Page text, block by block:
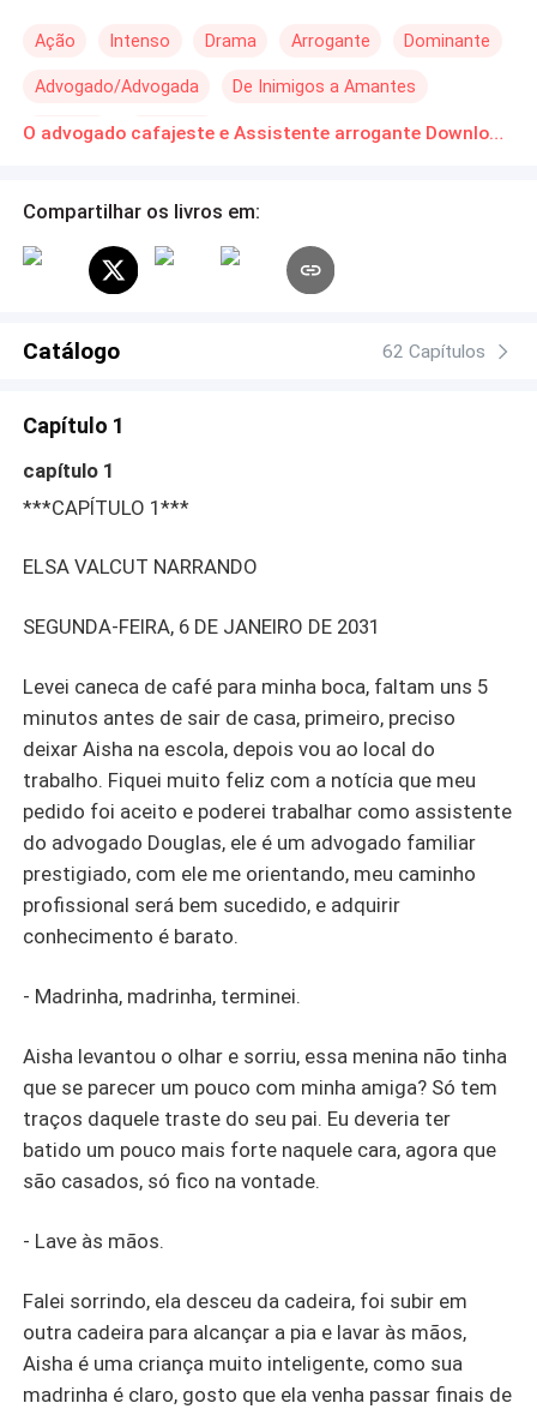
depois descartá-la. SINOPSE Elsa Valcut sempre foi uma
forma mais leve, aceitando suas escolhas e conquistas
pessoais. Formada em direito, vaidosa e linda, ela está
vaga para ser assistente de um advogado familiar
drasticamente depois de conhecer um cafajeste. Nicholas
Sparks é um homem incrivelmente lindo, encantador,
quando ele vê Elsa pela primeira vez, seu coração
Ação Intenso Drama Arrogante Dominante
Advogado/Advogada De Inimigos a Amantes
Rejeição Vingança O advogado cafajeste e Assistente arrogante Download gratuito de Novelas Online em PDF
Compartilhar os livros em:
Catálogo 62 Capítulos
Capítulo 1
capítulo 1
***CAPÍTULO 1***
ELSA VALCUT NARRANDO
SEGUNDA-FEIRA, 6 DE JANEIRO DE 2031
Levei caneca de café para minha boca, faltam uns 5
minutos antes de sair de casa, primeiro, preciso
deixar Aisha na escola, depois vou ao local do
trabalho. Fiquei muito feliz com a notícia que meu
pedido foi aceito e poderei trabalhar como assistente
do advogado Douglas, ele é um advogado familiar
prestigiado, com ele me orientando, meu caminho
profissional será bem sucedido, e adquirir
conhecimento é barato.
- Madrinha, madrinha, terminei.
Aisha levantou o olhar e sorriu, essa menina não tinha
que se parecer um pouco com minha amiga? Só tem
traços daquele traste do seu pai. Eu deveria ter
batido um pouco mais forte naquele cara, agora que
são casados, só fico na vontade.
- Lave às mãos.
Falei sorrindo, ela desceu da cadeira, foi subir em
outra cadeira para alcançar a pia e lavar às mãos,
Aisha é uma criança muito inteligente, como sua
madrinha é claro, gosto que ela venha passar finais de